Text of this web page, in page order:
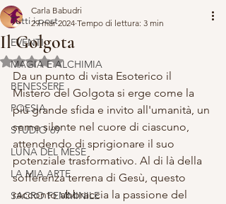
Tutti i post
EVENTI
MAGIA E ALCHIMIA
BENESSERE
POESIA
STUDIO 69
LUNA DEL MESE
LA MIA ARTE
SACRO FEMMINILE
Il Golgota
Carla Babudri
29 mar 2024 Tempo di lettura: 3 min
Valutazione NaN stelle su 5.
Da un punto di vista Esoterico il
Mistero del Golgota si erge come la
più grande sfida e invito all'umanità, un
seme silente nel cuore di ciascuno,
attendendo di sprigionare il suo
potenziale trasformativo. Al di là della
sofferenza terrena di Gesù, questo
racconto abbraccia la passione del